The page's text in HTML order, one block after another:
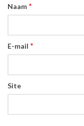
Naam *
E-mail *
Site